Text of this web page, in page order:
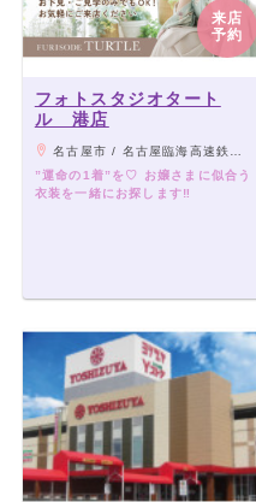
来店
予約
フォトスタジオタート
ル 港店
名古屋市 / 名古屋臨海高速鉄道「名古屋競馬場前駅」「中島駅」より車8分
”運命の1着”を♡ お嬢さまに似合う
衣装を一緒にお探します‼︎